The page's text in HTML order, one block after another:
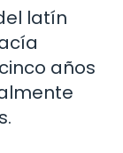
latín
años